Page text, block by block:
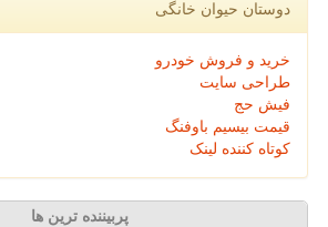
دوستان حیوان خانگی
خرید و فروش خودرو
طراحی سایت
فیش حج
قیمت بیسیم باوفنگ
کوتاه کننده لینک
پربیننده ترین ها